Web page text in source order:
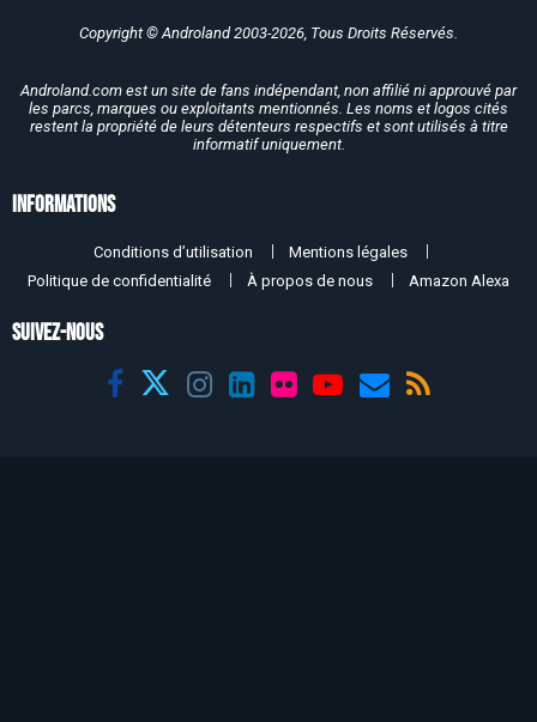
Copyright © Androland 2003-2026, Tous Droits Réservés.
Androland.com est un site de fans indépendant, non affilié ni approuvé par
les parcs, marques ou exploitants mentionnés. Les noms et logos cités
restent la propriété de leurs détenteurs respectifs et sont utilisés à titre
informatif uniquement.
Informations
Conditions d’utilisation
Mentions légales
Politique de confidentialité
À propos de nous Amazon Alexa
SUIVEZ-NOUS